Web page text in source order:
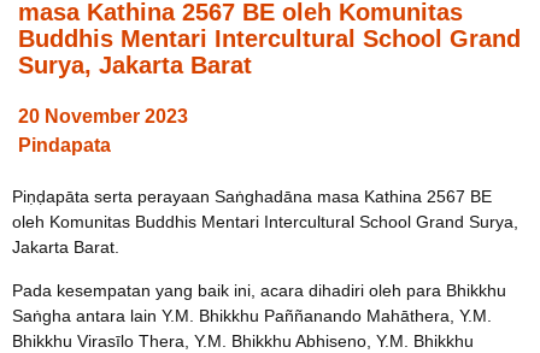
masa Kathina 2567 BE oleh Komunitas
Buddhis Mentari Intercultural School Grand
Surya, Jakarta Barat
20 November 2023
Pindapata
Piṇḍapāta serta perayaan Saṅghadāna masa Kathina 2567 BE
oleh Komunitas Buddhis Mentari Intercultural School Grand Surya,
Jakarta Barat.
Pada kesempatan yang baik ini, acara dihadiri oleh para Bhikkhu
Saṅgha antara lain Y.M. Bhikkhu Paññanando Mahāthera, Y.M.
Bhikkhu Virasīlo Thera, Y.M. Bhikkhu Abhiseno, Y.M. Bhikkhu